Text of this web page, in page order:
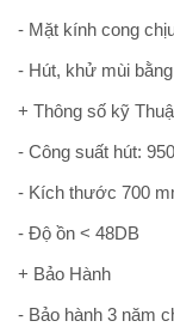
- Mặt kính cong
- Hút, khử mùi
+ Thông số kỹ
- Công suất hút:
- Kích thước 700
- Độ ồn < 48DB
+ Bảo Hành
- Bảo hành 3 năm